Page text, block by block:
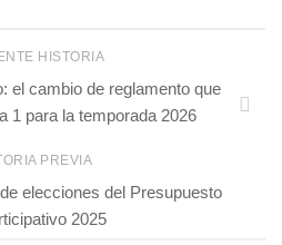
HISTORIA
el cambio de reglamento que
1 para la temporada 2026
PREVIA
elecciones del Presupuesto
2025